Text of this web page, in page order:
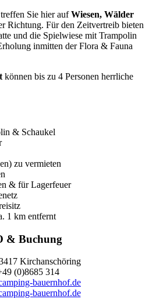
Sie hier aufWiesen, Wälder
Richtung. Für den Zeitvertreib bieten
und die Spielwiese mit Trampolin
inmitten der Flora & Fauna
können bis zu 4 Personen herrliche
& Schaukel
zu vermieten
& für Lagerfeuer
1 km entfernt
& Buchung
Kirchanschöring
(0)8685 314
bauernhof.de
bauernhof.de